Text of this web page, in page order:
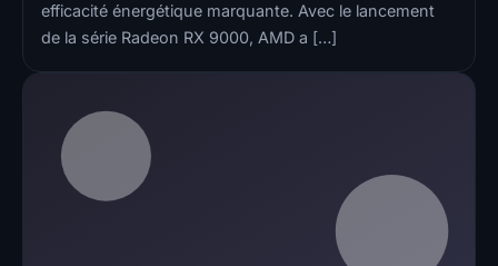
efficacité énergétique marquante. Avec le lancement
de la série Radeon RX 9000, AMD a […]